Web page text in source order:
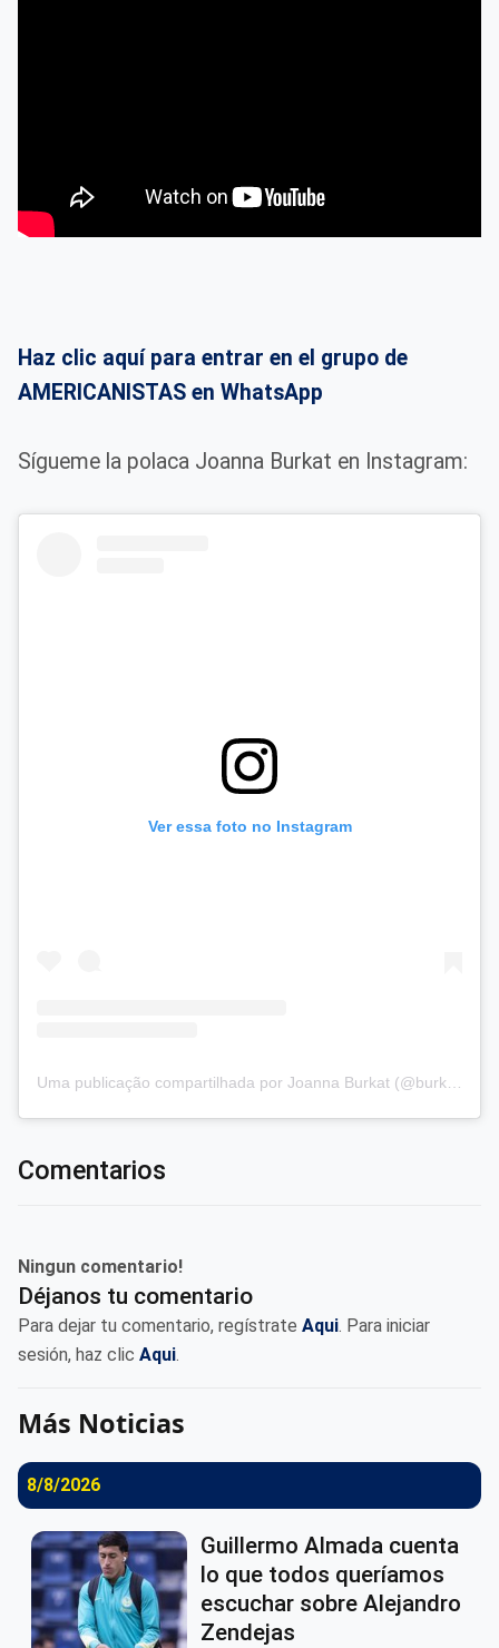
Haz clic aquí para entrar en el grupo de
AMERICANISTAS en WhatsApp
Sígueme la polaca Joanna Burkat en Instagram:
Ver essa foto no Instagram
Comentarios
Ningun comentario!
Déjanos tu comentario
Para dejar tu comentario, regístrate Aqui. Para iniciar
sesión, haz clic Aqui.
Más Noticias
8/8/2026
Guillermo Almada cuenta
lo que todos queríamos
escuchar sobre Alejandro
Zendejas